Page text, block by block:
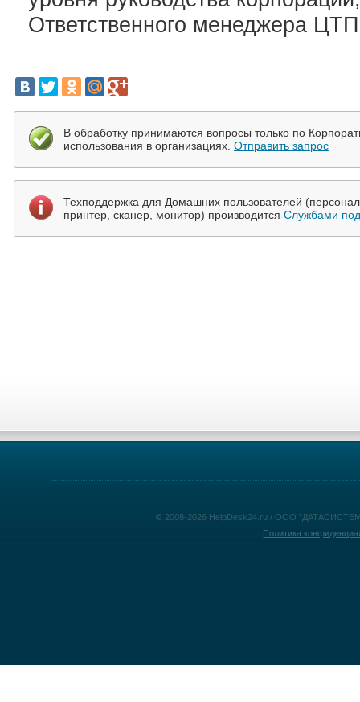
Ответственного менеджера
В обработку принимаются вопросы только по
использования в организациях. Отправить запрос
Техподдержка для Домашних пользователей
принтер, сканер, монитор) производится Службами
© 2008-2026 HelpDesk24.ru / ООО
Политика